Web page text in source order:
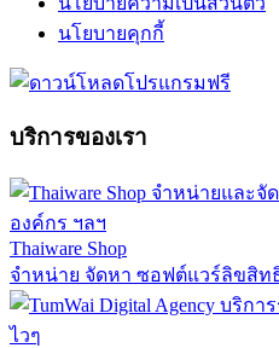
นโยบายคุกกี้
บริการของเรา
Thaiware Shop
จำหน่าย จัดหา ซอฟต์แวร์ลิขสิท